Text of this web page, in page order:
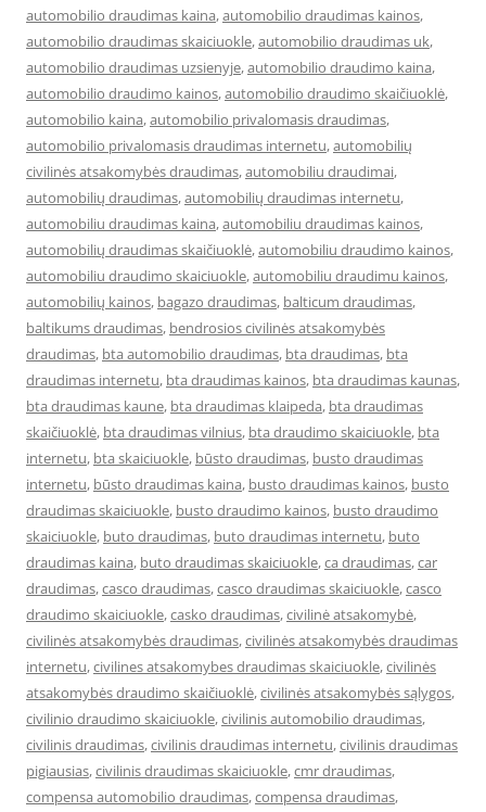
automobilio draudimas kaina,automobilio draudimas kainos,
automobilio draudimas skaiciuokle,automobilio draudimas uk,
automobilio draudimas uzsienyje,automobilio draudimo kaina,
automobilio draudimo kainos,automobilio draudimo skaičiuoklė,
automobilio kaina,automobilio privalomasis draudimas,
automobilio privalomasis draudimas internetu,automobilių
civilinės atsakomybės draudimas,automobiliu draudimai,
automobilių draudimas,automobilių draudimas internetu,
automobiliu draudimas kaina,automobiliu draudimas kainos,
automobilių draudimas skaičiuoklė,automobiliu draudimo kainos,
automobiliu draudimo skaiciuokle,automobiliu draudimu kainos,
automobilių kainos, bagazo draudimas, balticum draudimas,
baltikums draudimas, bendrosios civilinės atsakomybės
draudimas, bta automobilio draudimas, bta draudimas, bta
draudimas internetu, bta draudimas kainos, bta draudimas kaunas,
bta draudimas kaune, bta draudimas klaipeda, bta draudimas
skaičiuoklė, bta draudimas vilnius, bta draudimo skaiciuokle, bta
internetu, bta skaiciuokle, būsto draudimas, busto draudimas
internetu, būsto draudimas kaina, busto draudimas kainos, busto
draudimas skaiciuokle, busto draudimo kainos, busto draudimo
skaiciuokle, buto draudimas, buto draudimas internetu, buto
draudimas kaina, buto draudimas skaiciuokle,ca draudimas,car
draudimas,casco draudimas,casco draudimas skaiciuokle,casco
draudimo skaiciuokle,casko draudimas,civilinė atsakomybė,
civilinės atsakomybės draudimas,civilinės atsakomybės draudimas
internetu,civilines atsakomybes draudimas skaiciuokle,civilinės
atsakomybės draudimo skaičiuoklė,civilinės atsakomybės sąlygos,
civilinio draudimo skaiciuokle,civilinis automobilio draudimas,
civilinis draudimas,civilinis draudimas internetu,civilinis draudimas
pigiausias,civilinis draudimas skaiciuokle,cmr draudimas,
compensa automobilio draudimas,compensa draudimas,